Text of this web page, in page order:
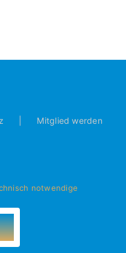
Mitglied werden
Bad Abbach e.V.
Instagram
notwendige